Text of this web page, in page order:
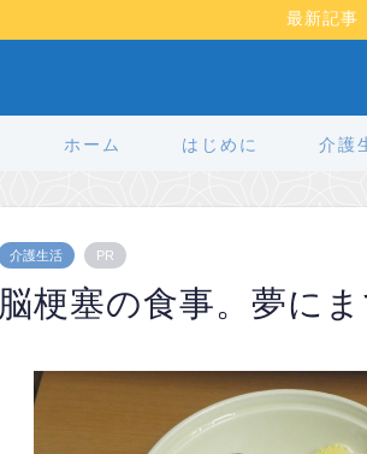
最新記事
ホーム はじめに 介護
介護生活 PR
脳梗塞の食事。夢に